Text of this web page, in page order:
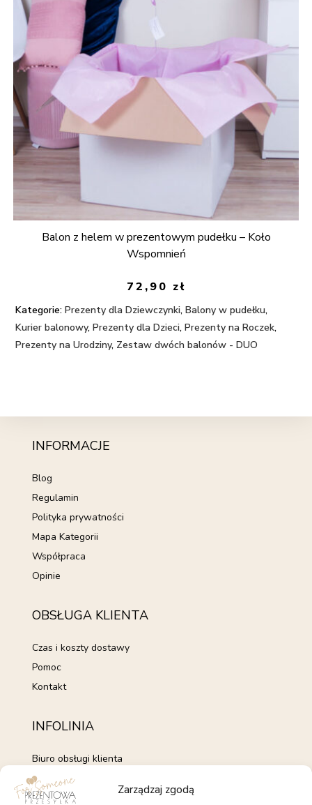
Zarządzaj zgodą
Balon z helem w prezentowym pudełku – Koło
Wspomnień
72,90 zł
Kategorie: Prezenty dla Dziewczynki,Balony w pudełku,
Kurier balonowy,Prezenty dla Dzieci,Prezenty na Roczek,
Prezenty na Urodziny, Zestaw dwóch balonów - DUO
INFORMACJE
Blog
Regulamin
Polityka prywatności
Mapa Kategorii
Współpraca
Opinie
OBSŁUGA KLIENTA
Czas i koszty dostawy
Pomoc
Kontakt
INFOLINIA
Biuro obsługi klienta
+48 735 843 843
pon. - pt. 7:00 - 15:00